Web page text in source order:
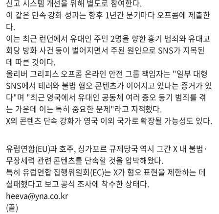
신고 시스템 개선을 위해 별도로 참여한다.
이 같은 단속 강화 성과는 향후 1년간 분기마다 오프콤에 제출한
다.
이는 최근 런던에서 유대인 주민 2명을 향한 흉기 범죄와 유대교
회당 방화 사건 등이 벌어지면서 주된 원인으로 SNS가 지목된
데 따른 것이다.
올리버 그리피스 오프콤 온라인 안전 그룹 책임자는 "일부 대형
SNS에서 테러와 불법 혐오 콘텐츠가 이어지고 있다는 증거가 있
다"며 "최근 영국에서 유대인 공동체 여러 증오 동기 범죄를 겪
는 가운데 이는 특히 중요한 문제"라고 지적했다.
X의 콘텐츠 단속 강화가 영국 이외 국가로 확장될 가능성도 있다.
유럽연합(EU)과 호주, 싱가포르 규제당국 역시 그간 X 내 불법·
무장세력 관련 콘텐츠를 단속할 것을 압박해왔다.
특히 유럽연합 집행위원회(EC)는 X가 혐오 표현을 제한하는 데
실패했다고 보고 공식 조사에 착수한 상태다.
heeva@yna.co.kr
(끝)